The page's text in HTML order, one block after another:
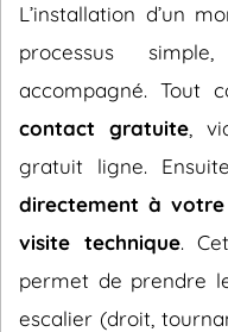
L’installation d’un
processus
accompagné. Tout
contact gratuite ,
gratuit ligne.
directement à
visite technique.
permet de prendre
escalier (droit,